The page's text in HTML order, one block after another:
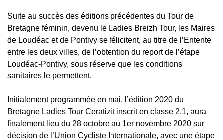
Suite au succès des éditions précédentes du Tour de
Bretagne féminin, devenu le Ladies Breizh Tour, les Maires
de Loudéac et de Pontivy se félicitent, au titre de l’Entente
entre les deux villes, de l’obtention du report de l’étape
Loudéac-Pontivy, sous réserve que les conditions
sanitaires le permettent.
Initialement programmée en mai, l’édition 2020 du
Bretagne Ladies Tour Ceratizit inscrit en classe 2.1, aura
finalement lieu du 28 octobre au 1er novembre 2020 sur
décision de l’Union Cycliste Internationale, avec une étape